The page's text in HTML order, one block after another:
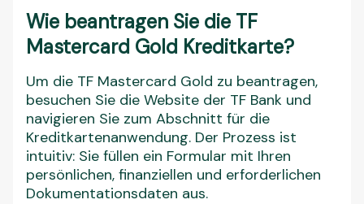
Wie beantragen Sie die TF
Mastercard Gold Kreditkarte?
Um die TF Mastercard Gold zu beantragen,
besuchen Sie die Website der TF Bank und
navigieren Sie zum Abschnitt für die
Kreditkartenanwendung. Der Prozess ist
intuitiv: Sie füllen ein Formular mit Ihren
persönlichen, finanziellen und erforderlichen
Dokumentationsdaten aus.